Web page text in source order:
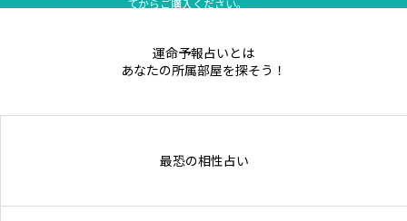
てからご購入ください。
運命予報占いとは
あなたの所属部屋を探そう！
最恐の相性占い